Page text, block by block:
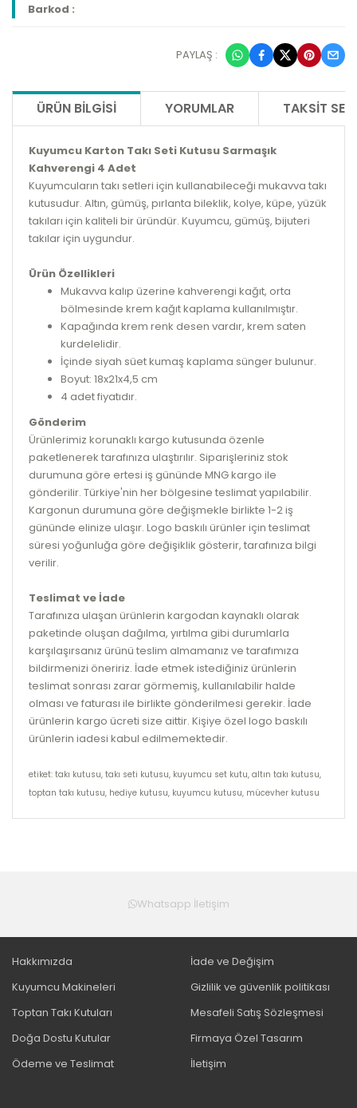
Barkod :
PAYLAŞ :
ÜRÜN BILGISI YORUMLAR TAKSIT
Kuyumcu Karton Takı Seti Kutusu Sarmaşık
Kahverengi 4 Adet
Kuyumcuların takı setleri için kullanabileceği mukavva takı
kutusudur. Altın, gümüş, pırlanta bileklik, kolye, küpe, yüzük
takıları için kaliteli bir üründür. Kuyumcu, gümüş, bijuteri
takılar için uygundur.
Ürün Özellikleri
Mukavva kalıp üzerine kahverengi kağıt, orta
bölmesinde krem kağıt kaplama kullanılmıştır.
Kapağında krem renk desen vardır, krem saten
kurdelelidir.
İçinde siyah süet kumaş kaplama sünger bulunur.
Boyut: 18x21x4,5 cm
4 adet fiyatıdır.
Gönderim
Ürünlerimiz korunaklı kargo kutusunda özenle
paketlenerek tarafınıza ulaştırılır. Siparişleriniz stok
durumuna göre ertesi iş gününde MNG kargo ile
gönderilir. Türkiye'nin her bölgesine teslimat yapılabilir.
Kargonun durumuna göre değişmekle birlikte 1-2 iş
gününde elinize ulaşır. Logo baskılı ürünler için teslimat
süresi yoğunluğa göre değişiklik gösterir, tarafınıza bilgi
verilir.
Teslimat ve İade
Tarafınıza ulaşan ürünlerin kargodan kaynaklı olarak
paketinde oluşan dağılma, yırtılma gibi durumlarla
karşılaşırsanız ürünü teslim almamanız ve tarafımıza
bildirmenizi öneririz. İade etmek istediğiniz ürünlerin
teslimat sonrası zarar görmemiş, kullanılabilir halde
olması ve faturası ile birlikte gönderilmesi gerekir. İade
ürünlerin kargo ücreti size aittir. Kişiye özel logo baskılı
ürünlerin iadesi kabul edilmemektedir.
etiket: takı kutusu, takı seti kutusu, kuyumcu set kutu, altın takı kutusu,
toptan takı kutusu, hediye kutusu, kuyumcu kutusu, mücevher kutusu
Whatsapp İletişim
Hakkımızda
Kuyumcu Makineleri
Toptan Takı Kutuları
Doğa Dostu Kutular
Ödeme ve Teslimat
İade ve Değişim
Gizlilik ve güvenlik politikası
Mesafeli Satış Sözleşmesi
Firmaya Özel Tasarım
İletişim